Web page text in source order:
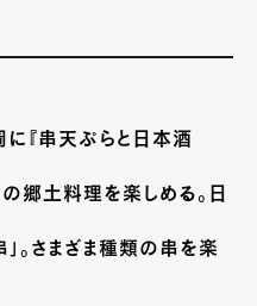
に『串天ぷらと日本酒
郷土料理を楽しめる。日
。さまざま種類の串を楽